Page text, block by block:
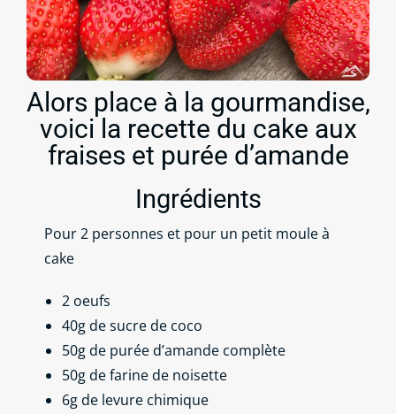
Alors place à la gourmandise,
voici la recette du cake aux
fraises et purée d’amande
Ingrédients
Pour 2 personnes et pour un petit moule à
cake
2 oeufs
40g de sucre de coco
50g de purée d’amande complète
50g de farine de noisette
6g de levure chimique